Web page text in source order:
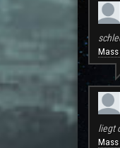
liegt